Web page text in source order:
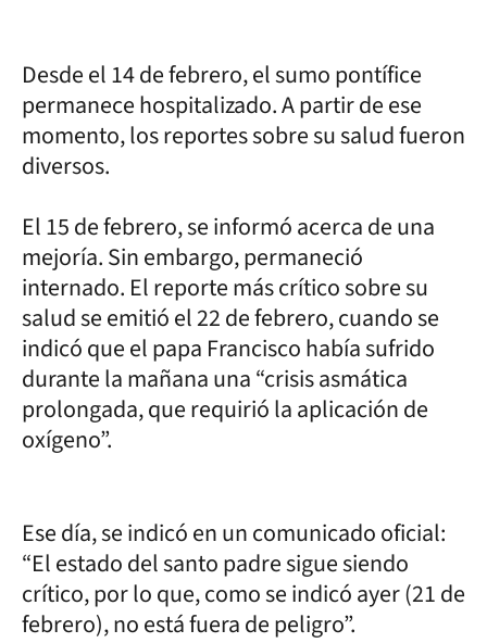
Desde el 14 de febrero, el sumo pontífice
permanece hospitalizado. A partir de ese
momento, los reportes sobre su salud fueron
diversos.
El 15 de febrero, se informó acerca de una
mejoría. Sin embargo, permaneció
internado. El reporte más crítico sobre su
salud se emitió el 22 de febrero, cuando se
indicó que el papa Francisco había sufrido
durante la mañana una “crisis asmática
prolongada, que requirió la aplicación de
oxígeno”.
Ese día, se indicó en un comunicado oficial:
“El estado del santo padre sigue siendo
crítico, por lo que, como se indicó ayer (21 de
febrero), no está fuera de peligro”.